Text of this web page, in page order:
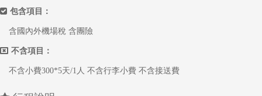
包含項目：
含國內外機場稅 含團險
不含項目：
不含小費300*5天/1人 不含行李小費 不含接送費